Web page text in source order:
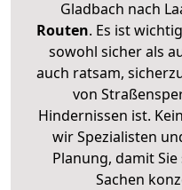
Gladbach nach
Routen. Es ist
sowohl sicher als
auch ratsam,
von
Hindernissen ist.
wir Spezialisten
Planung, damit
Sachen